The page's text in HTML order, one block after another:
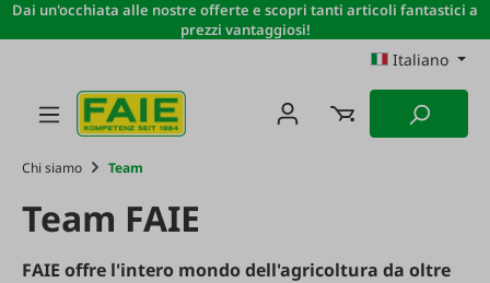
Passa al contenuto principale
Dai un'occhiata alle nostre offerte e scopri tanti articoli fantastici a
prezzi vantaggiosi!
Italiano
Chi siamo Team
Team FAIE
FAIE offre l'intero mondo dell'agricoltura da oltre